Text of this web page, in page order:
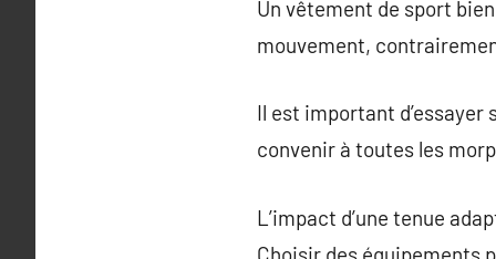
Un vêtement de sport
mouvement,
Il est important
convenir à toutes les
L’impact d’une tenue
Choisir des équipements